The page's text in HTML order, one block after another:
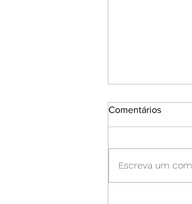
Comentários
Escreva um